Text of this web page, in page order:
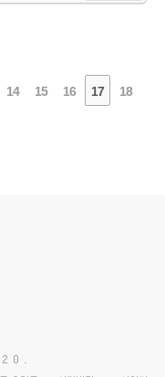
14 15 16 17 18
.